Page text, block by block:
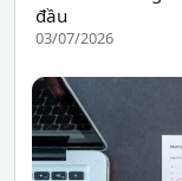
đầu
03/07/2026